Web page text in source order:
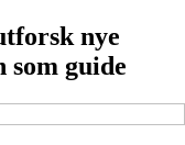
nye
som guide